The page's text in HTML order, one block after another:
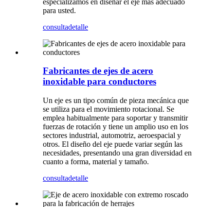
para usted.
consultadetalle
Fabricantes de ejes de acero
inoxidable para conductores
Un eje es un tipo común de pieza mecánica que
se utiliza para el movimiento rotacional. Se
emplea habitualmente para soportar y transmitir
fuerzas de rotación y tiene un amplio uso en los
sectores industrial, automotriz, aeroespacial y
otros. El diseño del eje puede variar según las
necesidades, presentando una gran diversidad en
cuanto a forma, material y tamaño.
consultadetalle